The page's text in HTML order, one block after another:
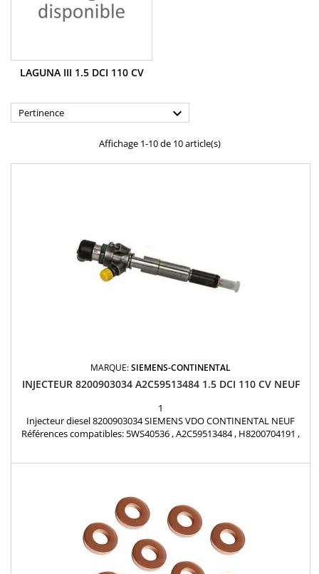
LAGUNA III 1.5 DCI 110 CV
Pertinence 
Affichage 1-10 de 10 article(s)
MARQUE:SIEMENS-CONTINENTAL
INJECTEUR 8200903034 A2C59513484 1.5 DCI 110 CV NEUF
1
Injecteur diesel 8200903034 SIEMENS VDO CONTINENTAL NEUF
Références compatibles: 5WS40536 , A2C59513484 , H8200704191 ,